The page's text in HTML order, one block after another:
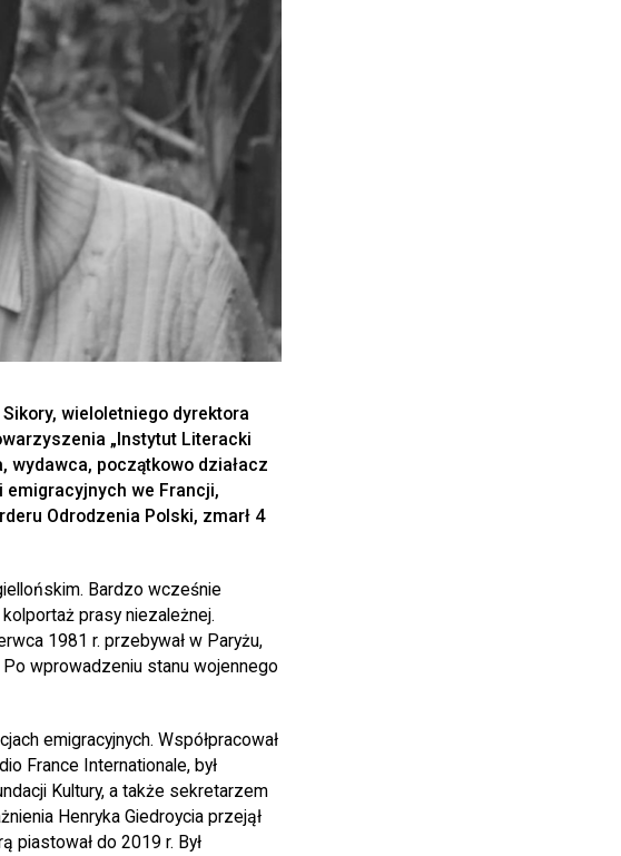
wieloletniego dyrektora
„Instytut Literacki
wydawca, początkowo działacz
we Francji,
Odrodzenia Polski, zmarł 4
Bardzo wcześnie
prasy niezależnej.
1981 r. przebywał w Paryżu,
Po wprowadzeniu stanu wojennego
emigracyjnych. Współpracował
France Internationale, był
Kultury, a także sekretarzem
Henryka Giedroycia przejął
piastował do 2019 r. Był